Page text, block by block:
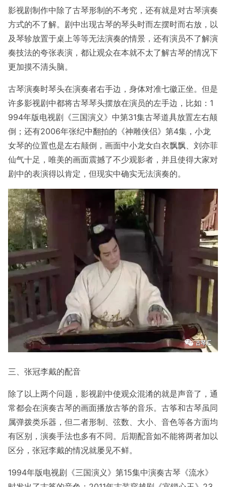
影视剧制作中除了古琴形制的不考究，还有就是对古琴演奏
方式的不了解。剧中出现古琴的琴头时而左摆时而右放，以
及琴轸放置于桌上等等无法演奏的情景，还有演员不了解演
奏技法的夸张表演，都让观众在本就不太了解古琴的情况下
更加摸不清头脑。
古琴演奏时琴头在演奏者右手边，身体对准七徽正坐。但是
许多影视剧中都将古琴琴头摆放在演员的左手边，比如：1
994年版电视剧《三国演义》中第31集古琴道具放置左右颠
倒；还有2006年张纪中翻拍的《神雕侠侣》第4集，小龙
女琴的位置也是左右颠倒，画面中小龙女白衣飘飘、刘亦菲
仙气十足，唯美的画面震撼了不少观影者，并且使得大家对
剧中的表演得以肯定，但现实中确实无法演奏的。
三、张冠李戴的配音
除了以上两个问题，影视剧中使观众混淆的就是声音了，通
常都会在演奏古琴的画面播放古筝的音乐。古筝和古琴虽同
属弹拨类乐器，但二者形制、弦数、大小、音色等各方面均
有区别，演奏手法也多有不同。后期配音如不能将两者加以
区分，张冠李戴的情况就屡见不鲜。
1994年版电视剧《三国演义》第15集中演奏古琴《流水》